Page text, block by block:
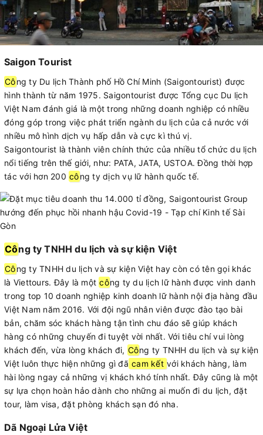
Saigon Tourist
Công ty Du lịch Thành phố Hồ Chí Minh (Saigontourist) được
hình thành từ năm 1975. Saigontourist được Tổng cục Du lịch
Việt Nam đánh giá là một trong những doanh nghiệp có nhiều
đóng góp trong việc phát triển ngành du lịch của cả nước với
nhiều mô hình dịch vụ hấp dẫn và cực kì thú vị.
Saigontourist là thành viên chính thức của nhiều tổ chức du lịch
nổi tiếng trên thế giới, như: PATA, JATA, USTOA. Đồng thời hợp
tác với hơn 200 công ty dịch vụ lữ hành quốc tế.
Công ty TNHH du lịch và sự kiện Việt
Công ty TNHH du lịch và sự kiện Việt hay còn có tên gọi khác
là Viettours. Đây là một công ty du lịch lữ hành được vinh danh
trong top 10 doanh nghiệp kinh doanh lữ hành nội địa hàng đầu
Việt Nam năm 2016. Với đội ngũ nhân viên được đào tạo bài
bản, chăm sóc khách hàng tận tình chu đáo sẽ giúp khách
hàng có những chuyến đi tuyệt vời nhất. Với tiêu chí vui lòng
khách đến, vừa lòng khách đi, Công ty TNHH du lịch và sự kiện
Việt luôn thực hiện những gì đã cam kết với khách hàng, làm
hài lòng ngay cả những vị khách khó tính nhất. Đây cũng là một
sự lựa chọn hoàn hảo dành cho những ai muốn đi du lịch, đặt
tour, làm visa, đặt phòng khách sạn đó nha.
Dã Ngoại Lửa Việt